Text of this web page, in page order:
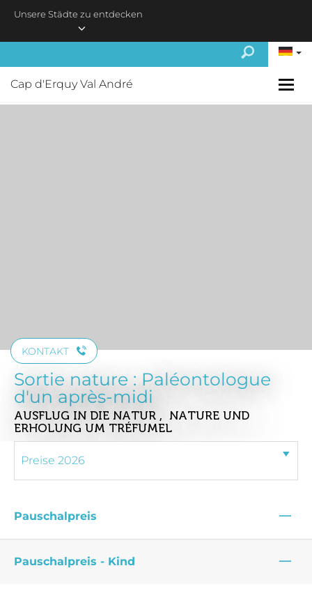
Unsere Städte zu entdecken
Cap d'Erquy Val André
KONTAKT
Sortie nature : Paléontologue
d'un après-midi
AUSFLUG IN DIE NATUR , NATURE UND
ERHOLUNG UM TRÉFUMEL
Pauschalpreis —
Pauschalpreis - Kind —